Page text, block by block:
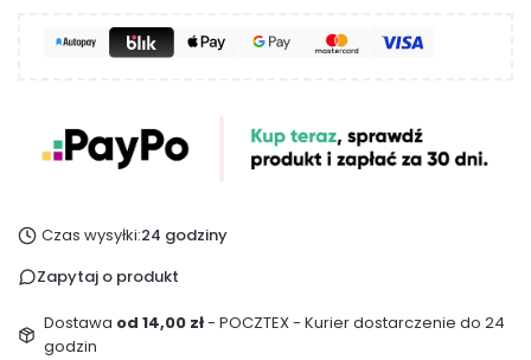
Czas wysyłki:24 godziny
Zapytaj o produkt
Dostawa od 14,00 zł- POCZTEX - Kurier dostarczenie do 24
godzin